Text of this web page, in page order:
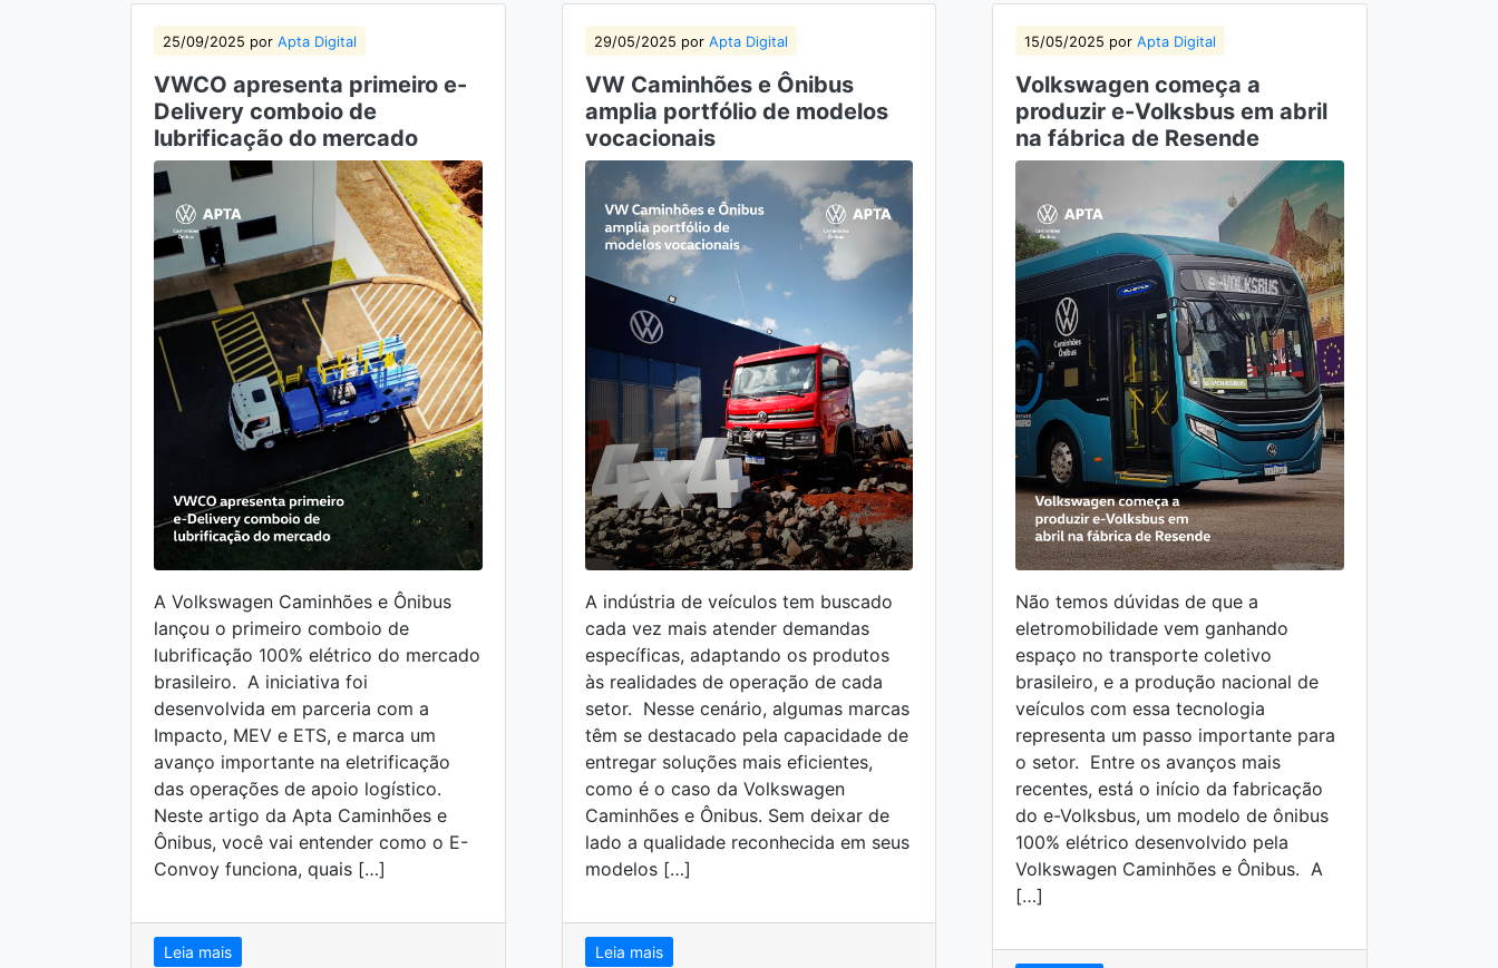
25/09/2025 por Apta Digital
VWCO apresenta primeiro e-
Delivery comboio de
lubrificação do mercado
A Volkswagen Caminhões e Ônibus
lançou o primeiro comboio de
lubrificação 100% elétrico do mercado
brasileiro. A iniciativa foi
desenvolvida em parceria com a
Impacto, MEV e ETS, e marca um
avanço importante na eletrificação
das operações de apoio logístico.
Neste artigo da Apta Caminhões e
Ônibus, você vai entender como o E-
Convoy funciona, quais […]
Leia mais
29/05/2025 por Apta Digital
VW Caminhões e Ônibus
amplia portfólio de modelos
vocacionais
A indústria de veículos tem buscado
cada vez mais atender demandas
específicas, adaptando os produtos
às realidades de operação de cada
setor. Nesse cenário, algumas marcas
têm se destacado pela capacidade de
entregar soluções mais eficientes,
como é o caso da Volkswagen
Caminhões e Ônibus. Sem deixar de
lado a qualidade reconhecida em seus
modelos […]
Leia mais
15/05/2025 porApta Digital
Volkswagen começa a
produzir e-Volksbus em abril
na fábrica de Resende
Não temos dúvidas de que a
eletromobilidade vem ganhando
espaço no transporte coletivo
brasileiro, e a produção nacional de
veículos com essa tecnologia
representa um passo importante para
o setor. Entre os avanços mais
recentes, está o início da fabricação
do e-Volksbus, um modelo de ônibus
100% elétrico desenvolvido pela
Volkswagen Caminhões e Ônibus. A
[…]